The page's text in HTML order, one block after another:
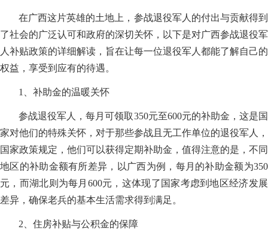
在广西这片英雄的土地上，参战退役军人的付出与贡献得到
了社会的广泛认可和政府的深切关怀，以下是对广西参战退役军
人补贴政策的详细解读，旨在让每一位退役军人都能了解自己的
权益，享受到应有的待遇。
1、补助金的温暖关怀
参战退役军人，每月可领取350元至600元的补助金，这是国
家对他们的特殊关怀，对于那些参战且无工作单位的退役军人，
国家政策规定，他们可以获得定期补助金，值得注意的是，不同
地区的补助金额有所差异，以广西为例，每月的补助金额为350
元，而湖北则为每月600元，这体现了国家考虑到地区经济发展
差异，确保老兵的基本生活需求得到满足。
2、住房补贴与公积金的保障